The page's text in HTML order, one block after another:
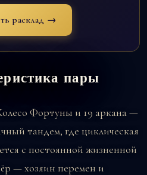
расклад →
пары
Фортуны и 19 аркана —
тандем, где циклическая
с постоянной жизненной
— хозяин перемен и